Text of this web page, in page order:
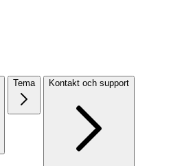
Tema Kontakt och support